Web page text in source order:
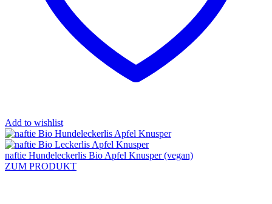
Add to wishlist
naftie Hundeleckerlis Bio Apfel Knusper (vegan)
ZUM PRODUKT